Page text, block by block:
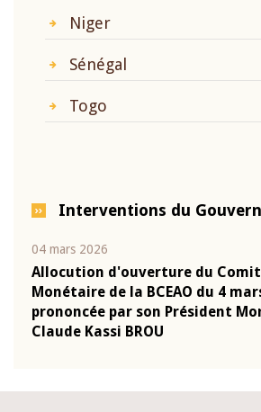
Niger
Sénégal
Togo
Interventions du
04 mars 2026
Allocution d'ouverture du
Monétaire de la BCEAO du 4
prononcée par son Président
Claude Kassi BROU